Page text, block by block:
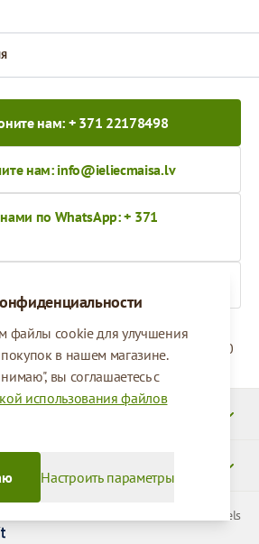
файлы cookie для улучшения
в нашем магазине.
вы соглашаетесь с
использования файлов
Настроить параметры
нам: + 371 22178498
нам: info@ieliecmaisa.lv
по WhatsApp: + 371
09:00 - 17:00
© 2026 SIA Parcels